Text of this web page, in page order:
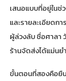
เสนอแบบที่อยู่ใน
และรายละเอียดก
ผู้ล่วงลับ ชื่อศาลา
ร้านจัดส่งได้แม่นย
ขั้นตอนที่สองคือยื